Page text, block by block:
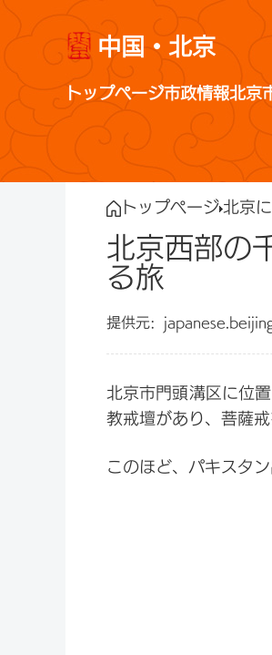
中国・北京
トップページ市政情報北京
トップページ北京
北京西部の
る旅
北京市門頭溝区に位
教戒壇があり、菩薩
このほど、パキスタ